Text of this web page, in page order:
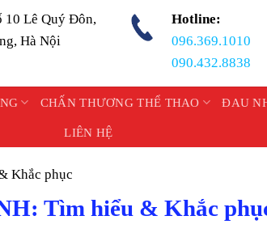
10 Lê Quý Đôn,
Hà Nội
Hotline:
096.369.1010
090.432.8838
CHẤN THƯƠNG THỂ THAO ĐAU
LIÊN HỆ
Khắc phục
Tìm hiểu & Khắc